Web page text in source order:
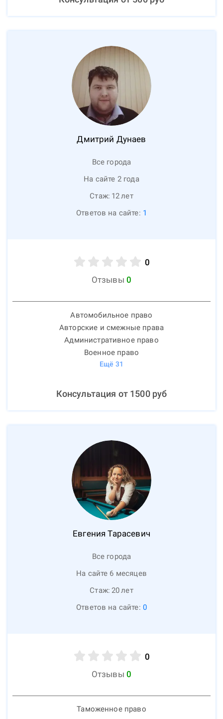
Дмитрий Дунаев
Все города
На сайте 2 года
Стаж: 12лет
Ответов на сайте: 1
0
Отзывы 0
Автомобильное право
Авторские и смежные права
Административное право
Военное право
Ещё 31
Консультация от 1500руб
Евгения Тарасевич
Все города
На сайте 6 месяцев
Стаж: 20лет
Ответов на сайте: 0
0
Отзывы 0
Таможенное право